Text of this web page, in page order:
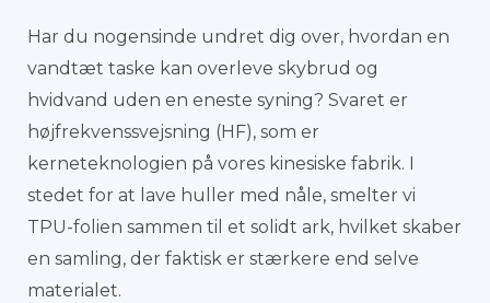
Har du nogensinde undret dig over, hvordan en
vandtæt taske kan overleve skybrud og
hvidvand uden en eneste syning? Svaret er
højfrekvenssvejsning (HF), som er
kerneteknologien på vores kinesiske fabrik. I
stedet for at lave huller med nåle, smelter vi
TPU-folien sammen til et solidt ark, hvilket skaber
en samling, der faktisk er stærkere end selve
materialet.